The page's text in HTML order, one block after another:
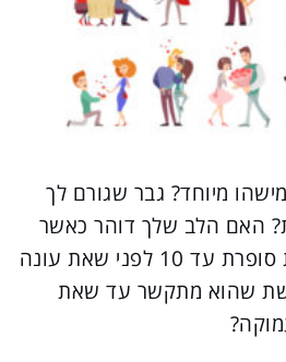
מיוחד? גבר שגורם לך
האם הלב שלך דוהר כאשר
הוא מתקשר? האם את סופרת עד 10 לפני שאת עונה
שהוא מתקשר עד שאת